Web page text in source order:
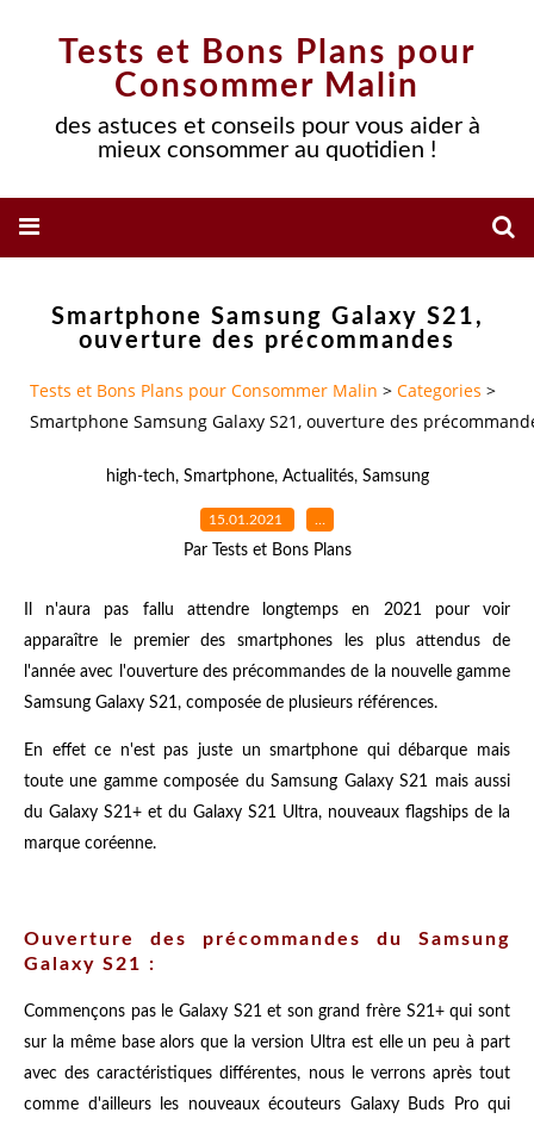
Tests et Bons Plans pour
Consommer Malin
des astuces et conseils pour vous aider à
mieux consommer au quotidien !
Smartphone Samsung Galaxy S21,
ouverture des précommandes
Tests et Bons Plans pour Consommer Malin > Categories >
Smartphone Samsung Galaxy S21, ouverture des
high-tech, Smartphone, Actualités, Samsung
15.01.2021 …
Par Tests et Bons Plans
Il n'aura pas fallu attendre longtemps en 2021 pour voir
apparaître le premier des smartphones les plus attendus de
l'année avec l'ouverture des précommandes de la nouvelle gamme
Samsung Galaxy S21, composée de plusieurs références.
En effet ce n'est pas juste un smartphone qui débarque mais
toute une gamme composée du Samsung Galaxy S21 mais aussi
du Galaxy S21+ et du Galaxy S21 Ultra, nouveaux flagships de la
marque coréenne.
Ouverture des précommandes du Samsung
Galaxy S21 :
Commençons pas le Galaxy S21 et son grand frère S21+ qui sont
sur la même base alors que la version Ultra est elle un peu à part
avec des caractéristiques différentes, nous le verrons après tout
comme d'ailleurs les nouveaux écouteurs Galaxy Buds Pro qui